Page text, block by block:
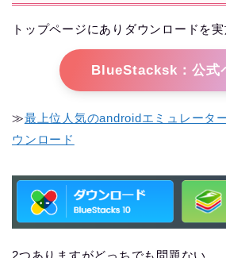
トップページにありダウンロードを
BlueStacksk：公式
≫最上位人気のandroidエミュレータ
ウンロード
2つありますがどっちでも問題ない